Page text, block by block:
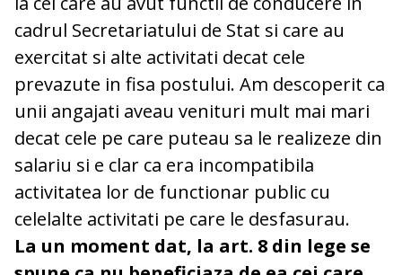
cadrul Secretariatului de Stat si care au
exercitat si alte activitati decat cele
prevazute in fisa postului. Am descoperit ca
unii angajati aveau venituri mult mai mari
decat cele pe care puteau sa le realizeze din
salariu si e clar ca era incompatibila
activitatea lor de functionar public cu
celelalte activitati pe care le desfasurau.
La un moment dat, la art. 8 din lege se